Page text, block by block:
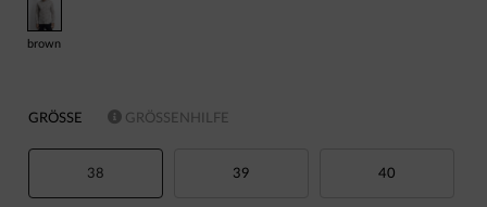
brown
GRÖSSE GRÖSSENHILFE
38 39 40